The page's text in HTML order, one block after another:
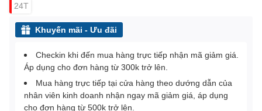
24T
Khuyến mãi - Ưu đãi
Checkin khi đến mua hàng trực tiếp nhận mã giảm giá.
Áp dụng cho đơn hàng từ 300k trở lên.
Mua hàng trực tiếp tại cửa hàng theo dướng dẫn của
nhân viên kinh doanh nhận ngay mã giảm giá, áp dụng
cho đơn hàng từ 500k trở lên.